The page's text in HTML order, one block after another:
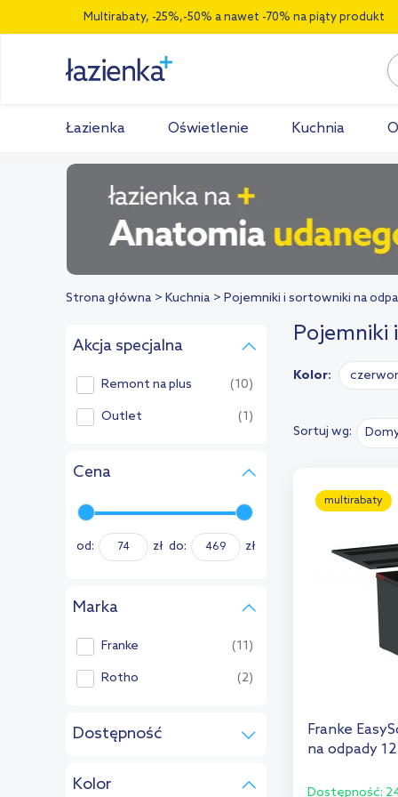
Multirabaty, -25%,-50% a nawet -70% na piąty produkt
Łazienka Oświetlenie Kuchnia
Strona główna Kuchnia Pojemniki i sortowniki na
Akcja specjalna
Remont na plus (10)
Outlet (1)
Cena
od: zł do: zł
Marka
Franke (11)
Rotho (2)
Dostępność
do 10 dni (2)
Kolor
Pojemniki
Kolor:
Sortuj wg:
multirabaty
Franke
na odpady
Dostępność: